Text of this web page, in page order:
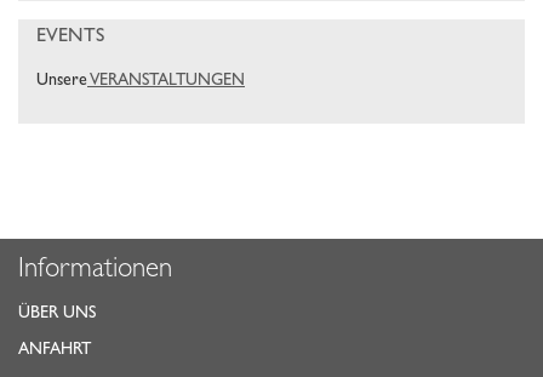
EVENTS
Unsere VERANSTALTUNGEN
Informationen
ÜBER UNS
ANFAHRT